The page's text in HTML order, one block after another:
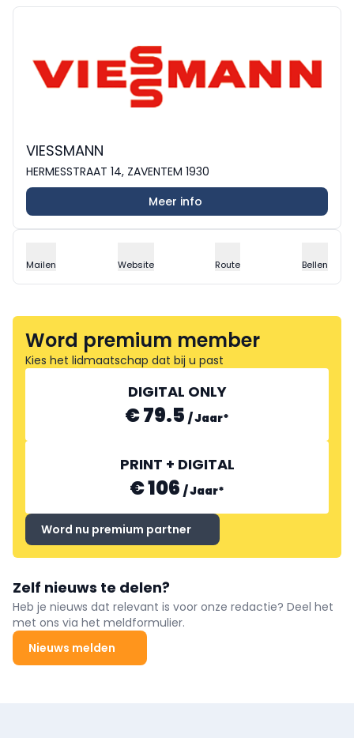
VIESSMANN
HERMESSTRAAT 14, ZAVENTEM 1930
Meer info
Mailen Website Route Bellen
Word premium member
Kies het lidmaatschap dat bij u past
DIGITAL ONLY
€ 79.5 /Jaar*
PRINT + DIGITAL
€ 106 /Jaar*
Word nu premium partner
Zelf nieuws te delen?
Heb je nieuws dat relevant is voor onze redactie? Deel het
met ons via het meldformulier.
Nieuws melden